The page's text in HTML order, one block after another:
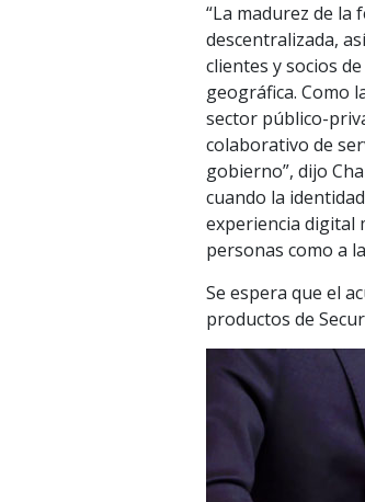
“La madurez de la
descentralizada,
clientes y socios
geográfica. Como
sector público-
colaborativo de
gobierno”, dijo
cuando la
experiencia digital
personas como a
Se espera que el
productos de